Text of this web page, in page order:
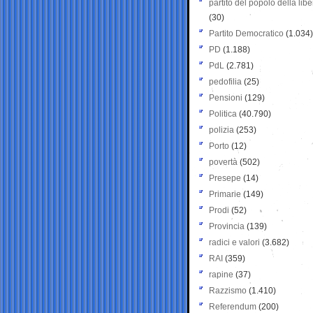
partito del popolo della
(30)
Partito Democratico (1.034)
PD (1.188)
PdL (2.781)
pedofilia (25)
Pensioni (129)
Politica (40.790)
polizia (253)
Porto (12)
povertà (502)
Presepe (14)
Primarie (149)
Prodi (52)
Provincia (139)
radici e valori (3.682)
RAI (359)
rapine (37)
Razzismo (1.410)
Referendum (200)